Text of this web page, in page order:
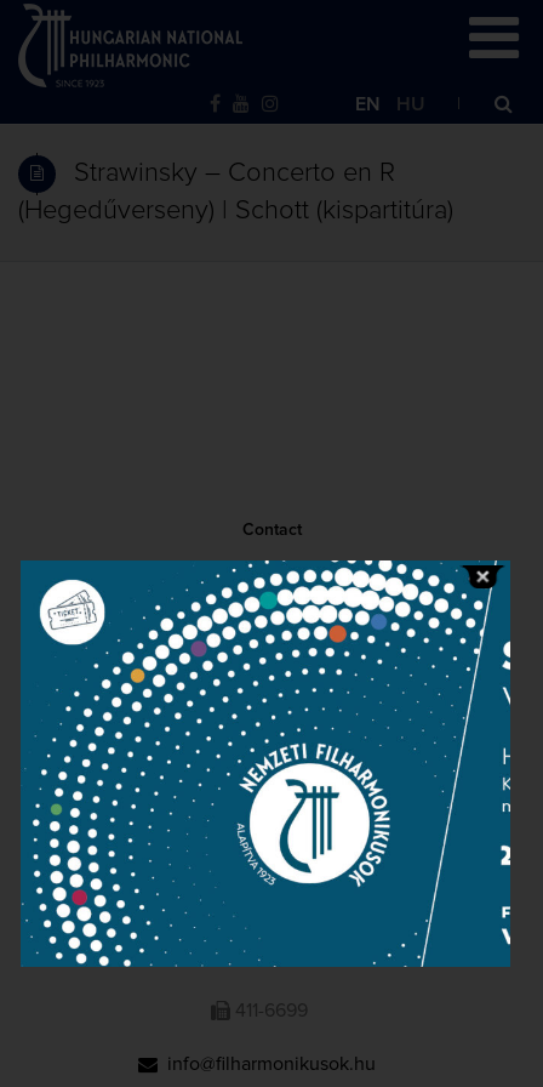
EN HU
Strawinsky – Concerto en R
(Hegedűverseny) | Schott (kispartitúra)
Contact
Public information
Press room
Terms and privacy
Imprint
NATIONAL PHILHARMONIC
1095 Budapest, Komor Marcell u. 1. (Müpa)
411-6600
411-6699
info@filharmonikusok.hu